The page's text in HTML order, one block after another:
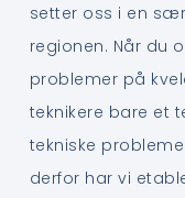
setter oss i en
regionen. Når du
problemer på
teknikere bare et
tekniske
derfor har vi